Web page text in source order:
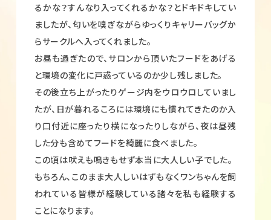
るかな？すんなり入ってくれるかな？とドキドキしてい
ましたが、匂いを嗅ぎながらゆっくりキャリーバッグか
らサークルへ入ってくれました。
お昼も過ぎたので、サロンから頂いたフードをあげる
と環境の変化に戸惑っているのか少し残しました。
その後立ち上がったりゲージ内をウロウロしていまし
たが、日が暮れるころには環境にも慣れてきたのか入
り口付近に座ったり横になったりしながら、夜は昼残
した分も含めてフードを綺麗に食べました。
この頃は吠えも鳴きもせず本当に大人しい子でした。
もちろん、このまま大人しいはずもなくワンちゃんを飼
われている皆様が経験している諸々を私も経験する
ことになります。